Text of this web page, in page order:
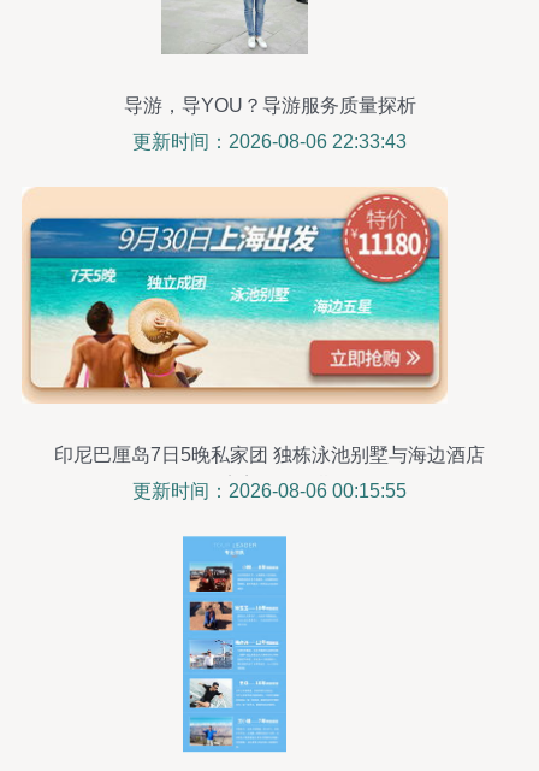
导游，导YOU？导游服务质量探析
更新时间：2026-08-06 22:33:43
印尼巴厘岛7日5晚私家团 独栋泳池别墅与海边酒店
的完美奢华假期
更新时间：2026-08-06 00:15:55